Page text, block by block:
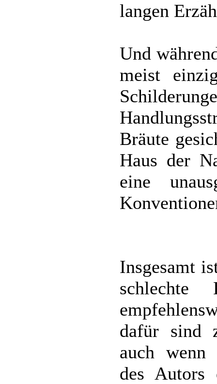
langen
Und
meist
Bräute
Haus der
eine
Insgesamt
schlechte
dafür sind
auch wenn
des Autors